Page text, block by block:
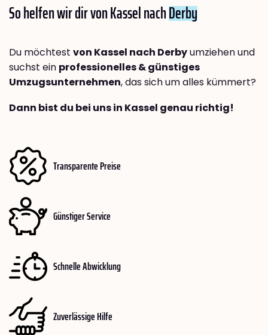
So helfen wir dir von Kassel nachDerby
Du möchtest von Kassel nach Derbyumziehen und
suchst ein professionelles & günstiges
Umzugsunternehmen, das sich um alles kümmert?
Dann bist du bei uns in Kassel genau richtig!
Transparente Preise
Günstiger Service
Schnelle Abwicklung
Zuverlässige Hilfe